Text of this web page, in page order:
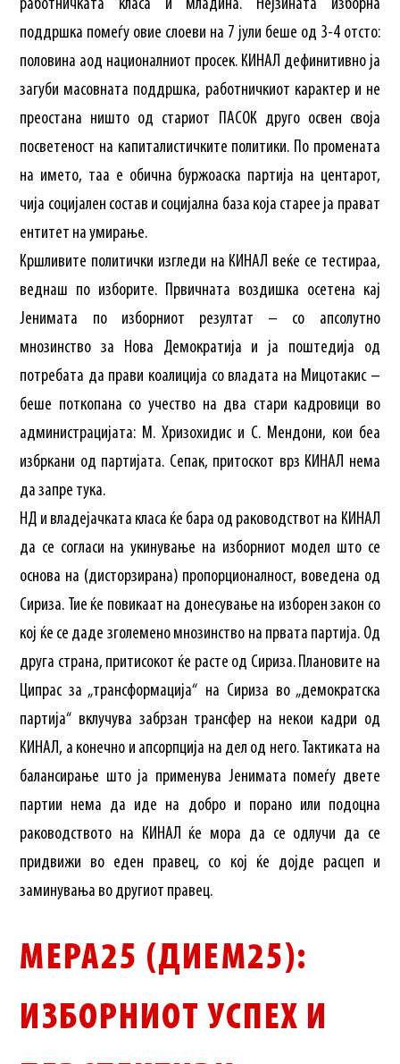
работничката класа и младина. Нејзината изборна
поддршка помеѓу овие слоеви на 7 јули беше од 3-4 отсто:
половина аод националниот просек. КИНАЛ дефинитивно ја
загуби масовната поддршка, работничкиот карактер и не
преостана ништо од стариот ПАСОК друго освен своја
посветеност на капиталистичките политики. По промената
на името, таа е обична буржоаска партија на центарот,
чија социјален состав и социјална база која старее ја прават
ентитет на умирање.
Кршливите политички изгледи на КИНАЛ веќе се тестираа,
веднаш по изборите. Првичната воздишка осетена кај
Јенимата по изборниот резултат – со апсолутно
мнозинство за Нова Демократија и ја поштедија од
потребата да прави коалиција со владата на Мицотакис –
беше поткопана со учество на два стари кадровици во
администрацијата: М. Хризохидис и С. Мендони, кои беа
избркани од партијата. Сепак, притоскот врз КИНАЛ нема
да запре тука.
НД и владејачката класа ќе бара од раководствот на КИНАЛ
да се согласи на укинување на изборниот модел што се
основа на (дисторзирана) пропорционалност, воведена од
Сириза. Тие ќе повикаат на донесување на изборен закон со
кој ќе се даде зголемено мнозинство на првата партија. Од
друга страна, притисокот ќе расте од Сириза. Плановите на
Ципрас за „трансформација“ на Сириза во „демократска
партија“ вклучува забрзан трансфер на некои кадри од
КИНАЛ, а конечно и апсорпција на дел од него. Тактиката на
балансирање што ја применува Јенимата помеѓу двете
партии нема да иде на добро и порано или подоцна
раководството на КИНАЛ ќе мора да се одлучи да се
придвижи во еден правец, со кој ќе дојде расцеп и
заминувања во другиот правец.
МЕРА25 (ДИЕМ25):
ИЗБОРНИОТ УСПЕХ И